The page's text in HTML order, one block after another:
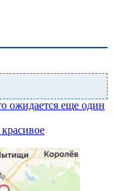
ожидается еще один